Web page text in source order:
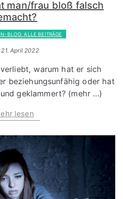
man/frau bloß falsch
BLOG: ALLE BEITRÄGE
21. April 2022
warum hat er sich
beziehungsunfähig oder hat
geklammert? (mehr …)
lesen